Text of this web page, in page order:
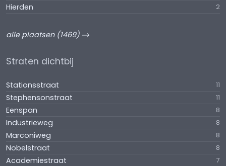
Hierden 2
alle plaatsen (1469)
Straten dichtbij
Stationsstraat 11
Stephensonstraat 11
Eenspan 8
Industrieweg 8
Marconiweg 8
Nobelstraat 8
Academiestraat 7